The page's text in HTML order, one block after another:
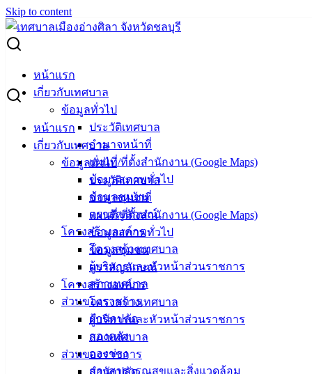
Skip to content
หน้าแรก
เกี่ยวกับเทศบาล
ข้อมูลทั่วไป
ประวัติเทศบาล
อำนาจหน้าที่
แผนที่/ที่ตั้งสำนักงาน (Google Maps)
ข้อมูลสภาพทั่วไป
ข้อมูลชุมชน
ตราสัญลักษณ์
โครงสร้างองค์กร
โครงสร้างเทศบาล
ผู้บริหารและหัวหน้าส่วนราชการ
สภาเทศบาล
ส่วนของราชการ
สำนักปลัด
กองคลัง
กองช่าง
กองสาธารณสุขและสิ่งแวดล้อม
หน้าแรก
เกี่ยวกับเทศบาล
ข้อมูลทั่วไป
ประวัติเทศบาล
อำนาจหน้าที่
แผนที่/ที่ตั้งสำนักงาน (Google Maps)
ข้อมูลสภาพทั่วไป
ข้อมูลชุมชน
ตราสัญลักษณ์
โครงสร้างองค์กร
โครงสร้างเทศบาล
ผู้บริหารและหัวหน้าส่วนราชการ
สภาเทศบาล
ส่วนของราชการ
สำนักปลัด
Search for:
ติดต่อ-สอบถาม
ติดต่อ-สอบถาม
เลือกหัวข้อการติดต่อ*
หัวข้อเรื่องที่ต้องการติดต่อ-สอบถาม*
ชื่อ-นามสกุล ผู้ติดต่อ
อีเมลแอดเดรส
ข้อความติดต่อ*